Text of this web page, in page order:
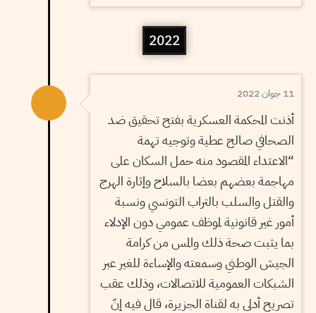
2022
11 جوان 2022
أذنت المحكمة العسكرية بفتح تحقيق ضد
الصحافي صالح عطية وتوجيه تهمة
“الاعتداء المقصود منه حمل السكان على
مهاجمة بعضهم بعضا بالسلاح وإثارة الهرج
والقتل والسلب بالتراب التونسي ونسبة
أمور غير قانونية لموظف عمومي دون الإدلاء
بما يثبت صحة ذلك والمس من كرامة
الجيش الوطني وسمعته والإساءة للغير عبر
الشبكات العمومية للاتصالات، وذلك عقب
تصريح أدلى به لقناة الجزيرة، قال فيه إنّ